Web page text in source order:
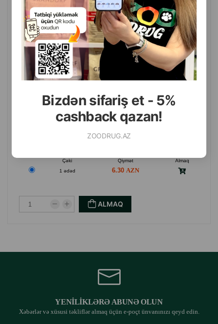
Bizdən sifariş et - 5%
cashback qazan!
ZOODRUG.AZ
HEYVANLAR ÜÇÜN 100 QR.
Çəki Qiymət
Almaq
1 ədəd
6.30
ALMAQ
YENILIKLƏRƏ ABUNƏ OLUN
Xəbərlər və xüsusi təkliflər almaq üçün e-poçt ünvanınızı qeyd edin.